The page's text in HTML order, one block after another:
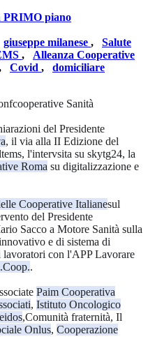
PRIMO piano
giuseppe milanese , Salute
, Alleanza Cooperative
Covid , domiciliare
Sanità
del Presidente
, il via alla II Edizione del
l'intervsita su skytg24, la
Roma su digitalizzazione e
Cooperative Italianesul
del Presidente
Sacco a Motore Sanità sulla
e di sistema di
lavoratori con l'APP Lavorare
.
Paim Cooperativa
, Istituto Oncologico
,Comunità fraternità, Il
Onlus, Cooperazione